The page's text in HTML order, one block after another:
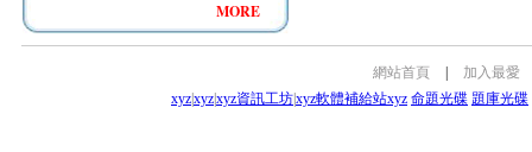
MORE
網站首頁
加入最愛
xyzxyzxyz資訊工坊xyz軟體補給站xyz 命題光碟 題庫光碟